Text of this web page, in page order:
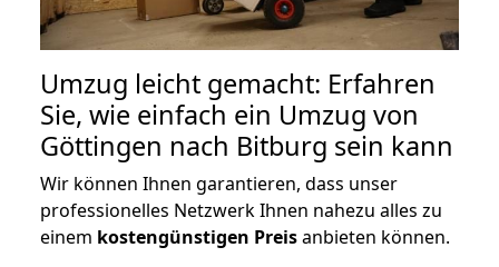
Umzug leicht gemacht: Erfahren
Sie, wie einfach ein Umzug von
Göttingen nach Bitburg sein kann
Wir können Ihnen garantieren, dass unser
professionelles Netzwerk Ihnen nahezu alles zu
einem kostengünstigen Preisanbieten können.